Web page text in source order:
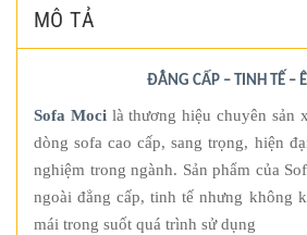
MÔ TẢ
ĐẲNG CẤP – TINH TẾ –
Sofa Mocilà thương hiệu chuyên sản
dòng sofa cao cấp, sang trọng, hiện
nghiệm trong ngành. Sản phẩm của
ngoài đẳng cấp, tinh tế nhưng không
mái trong suốt quá trình sử dụng